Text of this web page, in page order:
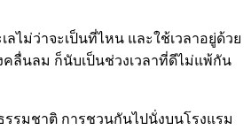
ไม่ว่าจะเป็นที่ไหน และใช้เวลาอยู่ด้วย
คลื่นลม ก็นับเป็นช่วงเวลาที่ดีไม่แพ้กัน
รมชาติ การชวนกันไปนั่งบนโรงแรม